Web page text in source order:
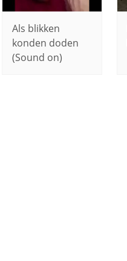
Als blikken
konden doden
(Sound on)